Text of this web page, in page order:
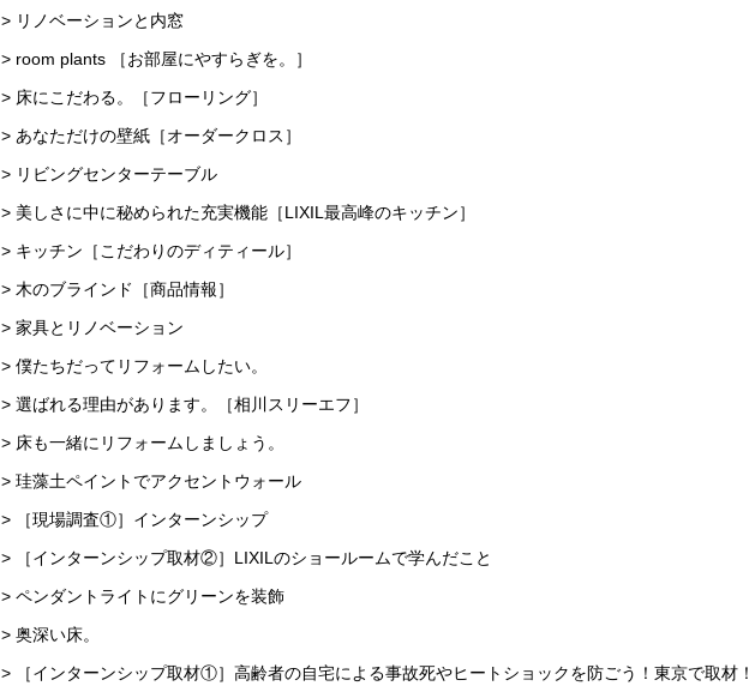
> リノベーションと内窓
> room plants ［お部屋にやすらぎを。］
> 床にこだわる。［フローリング］
> あなただけの壁紙［オーダークロス］
> リビングセンターテーブル
> 美しさに中に秘められた充実機能［LIXIL最高峰のキッチン］
> キッチン［こだわりのディティール］
> 木のブラインド［商品情報］
> 家具とリノベーション
> 僕たちだってリフォームしたい。
> 選ばれる理由があります。［相川スリーエフ］
> 床も一緒にリフォームしましょう。
> 珪藻土ペイントでアクセントウォール
> ［現場調査①］インターンシップ
> ［インターンシップ取材②］LIXILのショールームで学んだこと
> ペンダントライトにグリーンを装飾
> 奥深い床。
> ［インターンシップ取材①］高齢者の自宅による事故死やヒートショックを防ごう！東京で取材！